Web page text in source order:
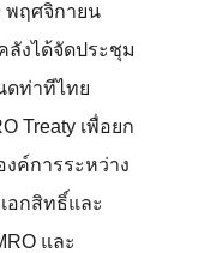
พฤศจิกายน
ลังได้จัดประชุม
ดท่าทีไทย
Treaty เพื่อยก
งค์การระหว่าง
อกสิทธิ์และ
และ